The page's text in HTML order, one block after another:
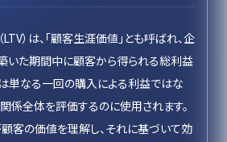
）は、「顧客生涯価値」とも呼ばれ、企
いた期間中に顧客から得られる総利益
単なる一回の購入による利益ではな
係全体を評価するのに使用されます。
客の価値を理解し、それに基づいて効